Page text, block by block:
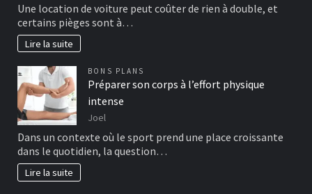
Une location de voiture peut coûter de rien à double, et
certains pièges sont à…
Lire la suite
BONS PLANS
Préparer son corps à l’effort physique
intense
Joel
Dans un contexte où le sport prend une place croissante
dans le quotidien, la question…
Lire la suite